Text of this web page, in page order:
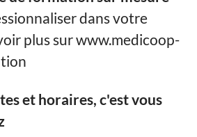
dans votre
plus sur www.medicoop-
et horaires, c'est vous